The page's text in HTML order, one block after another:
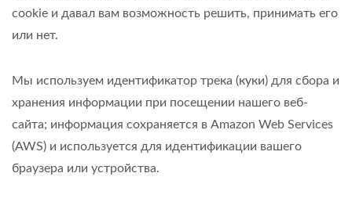
cookie и давал вам возможность решить, принимать его
или нет.
Мы используем идентификатор трека (куки) для сбора и
хранения информации при посещении нашего веб-
сайта; информация сохраняется в Amazon Web Services
(AWS) и используется для идентификации вашего
браузера или устройства.